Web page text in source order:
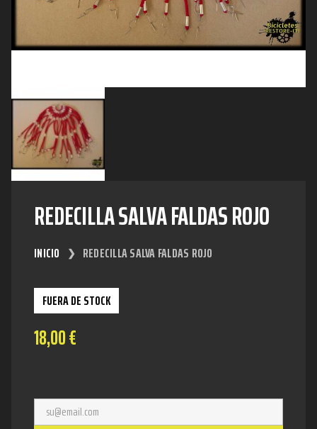
REDECILLA SALVA FALDAS ROJO
INICIO REDECILLA SALVA FALDAS ROJO
FUERA DE STOCK
18,00 €